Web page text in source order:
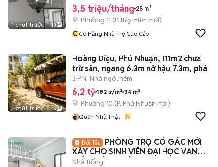
1 phút trước 10
3,5 triệu/tháng 25 m²
Phường 11 (P. Bảy Hiền mới)
CCô Hằng Nhà Trọ Cao Cấp
1 phút trước 5
Hoàng Diệu, Phú Nhuận, 111m2 chưa
trừ sân, ngang 6.3m nở hậu 7.3m, phá
3 PN Nhà ngõ, hẻm
6,2 tỷ 182 tr/m² 34 m²
Phường 10 (P. Phú Nhuận mới)
Quân Nhà Thật
PHÒNG TRỌ CÓ GÁC MỚI
XÂY CHO SINH VIÊN ĐẠI HỌC VĂN
HIẾN - HỒNG BÀNG
Nhà trống